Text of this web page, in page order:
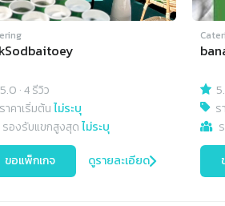
5.0 ·4 รีวิว
ราคาเริ่มต้นไม่ระบุ
รองรับแขกสูงสุดไม่ระบุ
ขอแพ็กเกจ ดูรายละเอียด
ร